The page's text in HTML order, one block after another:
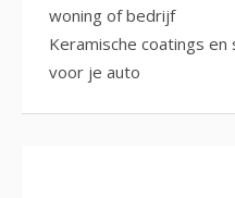
woning of bedrijf
Keramische coatings
voor je auto